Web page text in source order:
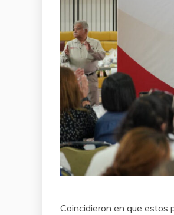
Coincidieron en que estos